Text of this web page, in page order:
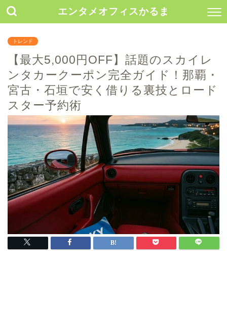
エンタメオフィスかるま
トレンド
【最大5,000円OFF】話題のスカイレ
ンタカークーポン完全ガイド！那覇・
宮古・石垣で安く借りる裏技とロード
スター予約術